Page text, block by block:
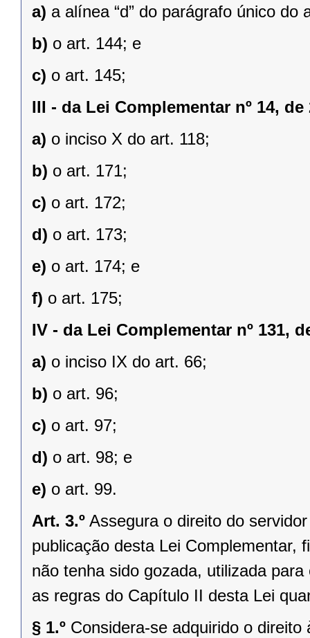
a) a alínea “d” do parágrafo único do
b) o art. 144; e
c) o art. 145;
III - da Lei Complementar nº 14,
a) o inciso X do art. 118;
b) o art. 171;
c) o art. 172;
d) o art. 173;
e) o art. 174; e
f) o art. 175;
IV - da Lei Complementar nº 131,
a) o inciso IX do art. 66;
b) o art. 96;
c) o art. 97;
d) o art. 98; e
e) o art. 99.
Art. 3.º Assegura o direito do
publicação desta Lei Complementar,
não tenha sido gozada, utilizada
as regras do Capítulo II desta Lei
§ 1.º Considera-se adquirido o